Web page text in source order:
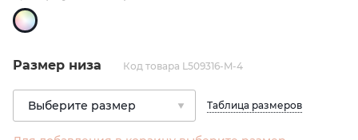
Размер низа Код товара L509316-M-4
Таблица размеров